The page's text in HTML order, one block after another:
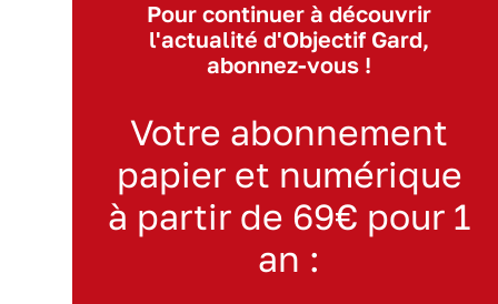
Pour continuer à découvrir
l'actualité d'Objectif Gard,
abonnez-vous !
Votre abonnement
papier et numérique
à partir de 69€ pour 1
an :